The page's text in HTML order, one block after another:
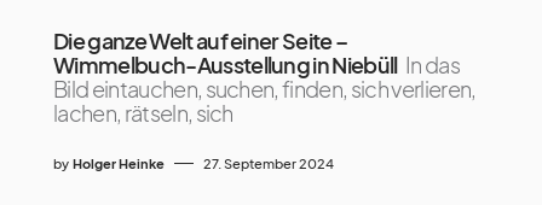
Die ganze Welt auf einer Seite –
Wimmelbuch-Ausstellung in Niebüll In das
Bild eintauchen, suchen, finden, sich verlieren,
lachen, rätseln, sich
by Holger Heinke 27. September 2024